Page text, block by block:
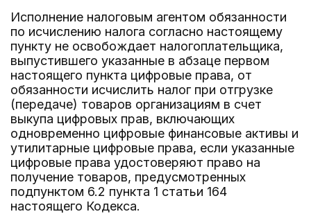
Исполнение налоговым агентом обязанности
по исчислению налога согласно настоящему
пункту не освобождает налогоплательщика,
выпустившего указанные в абзаце первом
настоящего пункта цифровые права, от
обязанности исчислить налог при отгрузке
(передаче) товаров организациям в счет
выкупа цифровых прав, включающих
одновременно цифровые финансовые активы и
утилитарные цифровые права, если указанные
цифровые права удостоверяют право на
получение товаров, предусмотренных
подпунктом 6.2 пункта 1 статьи 164
настоящего Кодекса.